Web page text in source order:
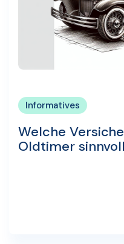
Informatives
Welche
Oldtimer